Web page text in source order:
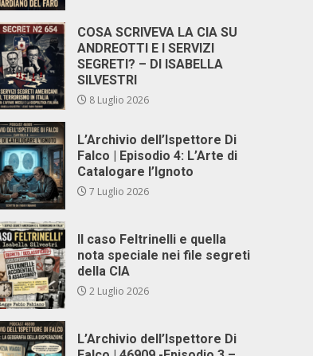
COSA SCRIVEVA LA CIA SU
ANDREOTTI E I SERVIZI
SEGRETI? – DI ISABELLA
SILVESTRI
8 Luglio 2026
L’Archivio dell’Ispettore Di
Falco | Episodio 4: L’Arte di
Catalogare l’Ignoto
7 Luglio 2026
Il caso Feltrinelli e quella
nota speciale nei file segreti
della CIA
2 Luglio 2026
L’Archivio dell’Ispettore Di